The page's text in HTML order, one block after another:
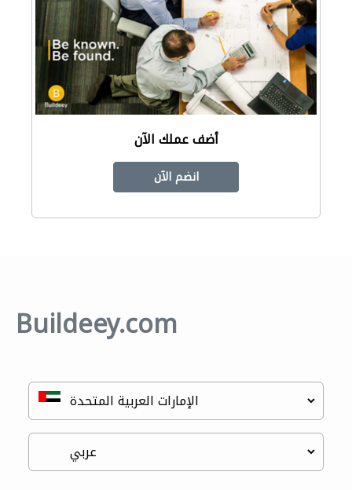
أضف عملك الآن
انضم الآن
Buildeey.com